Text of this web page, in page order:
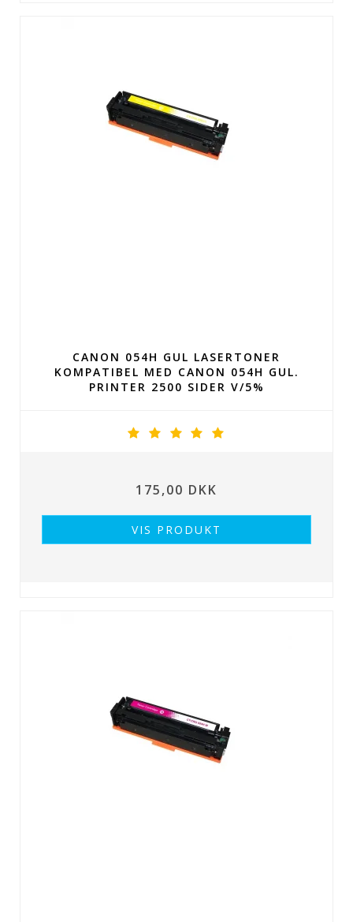
CANON 054H GUL LASERTONER
KOMPATIBEL MED CANON 054H GUL.
PRINTER 2500 SIDER V/5%
175,00 DKK
VIS PRODUKT